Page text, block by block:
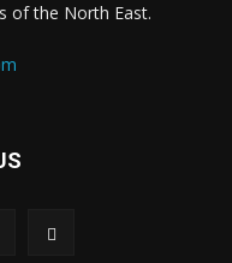
of the North East.